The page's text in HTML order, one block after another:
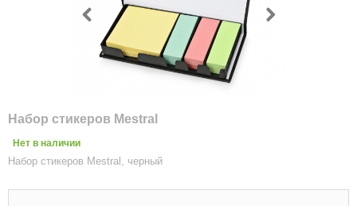
Набор стикеров Mestral
Нет в наличии
Набор стикеров Mestral, черный